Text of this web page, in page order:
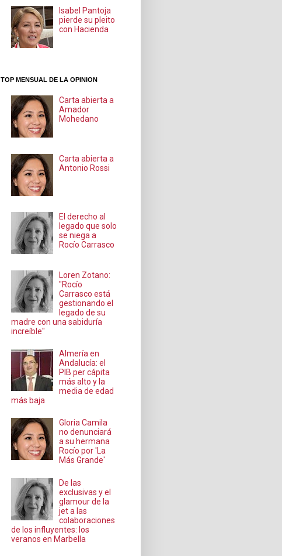
Isabel Pantoja
pierde su pleito
con Hacienda
TOP MENSUAL DE LA OPINION
Carta abierta a
Amador
Mohedano
Carta abierta a
Antonio Rossi
El derecho al
legado que solo
se niega a
Rocío Carrasco
Loren Zotano:
"Rocío
Carrasco está
gestionando el
legado de su
madre con una sabiduría
increíble"
Almería en
Andalucía: el
PIB per cápita
más alto y la
media de edad
más baja
Gloria Camila
no denunciará
a su hermana
Rocío por 'La
Más Grande'
De las
exclusivas y el
glamour de la
jet a las
colaboraciones
de los influyentes: los
veranos en Marbella